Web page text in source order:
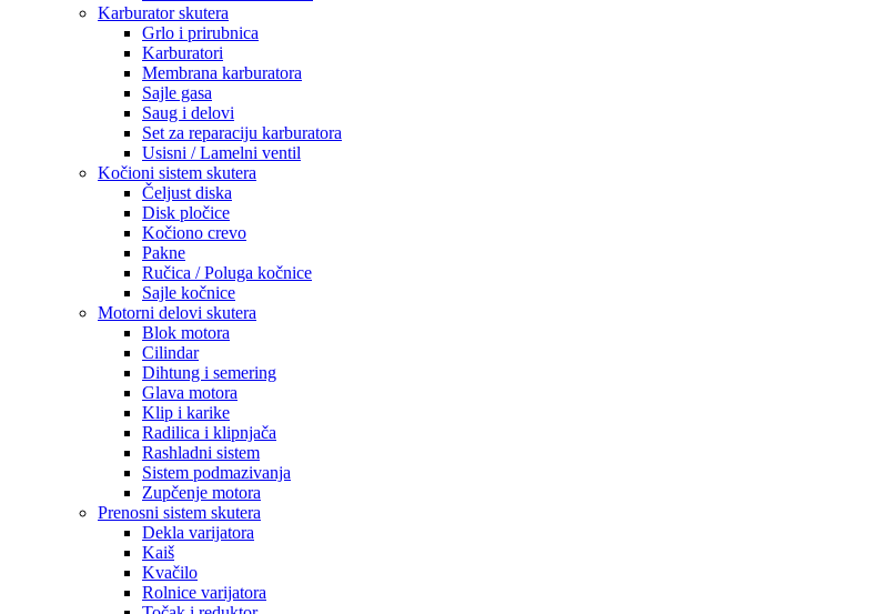
Karburator skutera
Grlo i prirubnica
Karburatori
Membrana karburatora
Sajle gasa
Saug i delovi
Set za reparaciju karburatora
Usisni / Lamelni ventil
Kočioni sistem skutera
Čeljust diska
Disk pločice
Kočiono crevo
Pakne
Ručica / Poluga kočnice
Sajle kočnice
Motorni delovi skutera
Blok motora
Cilindar
Dihtung i semering
Glava motora
Klip i karike
Radilica i klipnjača
Rashladni sistem
Sistem podmazivanja
Zupčenje motora
Prenosni sistem skutera
Dekla varijatora
Kaiš
Kvačilo
Rolnice varijatora